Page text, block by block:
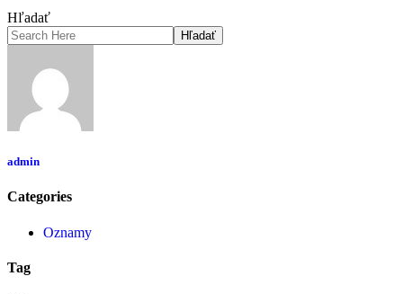
Hľadať
Hľadať
admin
Categories
Oznamy
Tag